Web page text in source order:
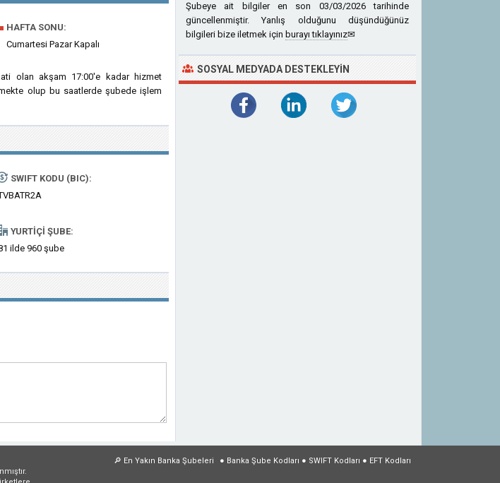
■ HAFTA SONU:
Cumartesi Pazar Kapalı
olan akşam 17:00'e kadar hizmet
olup bu saatlerde şubede işlem
SWIFT KODU (BIC):
YURTIÇI ŞUBE:
ilde 960 şube
Şubeye ait bilgiler en son 03/03/2026 tarihinde
güncellenmiştir. Yanlış olduğunu düşündüğünüz
bilgileri bize iletmek için burayı tıklayınız✉
SOSYAL MEDYADA DESTEKLEYIN
● Banka Şube Kodları ● SWIFT Kodları ● EFT Kodları
🔎 En Yakın Banka Şubeleri